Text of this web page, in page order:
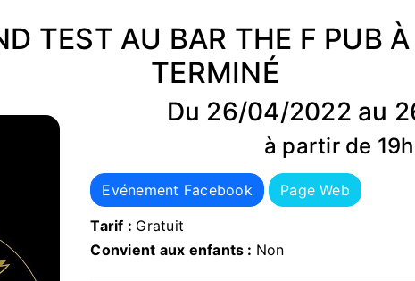
TEST AU BAR THE F PUB
TERMINÉ
Du 26/04/2022 au
à partir de
Evénement Facebook
Page Web
Tarif : Gratuit
Convient aux enfants : Non